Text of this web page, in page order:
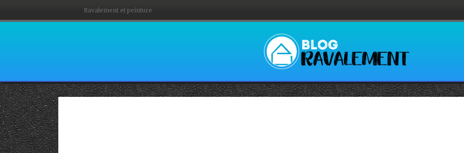
Ravalement et peinture